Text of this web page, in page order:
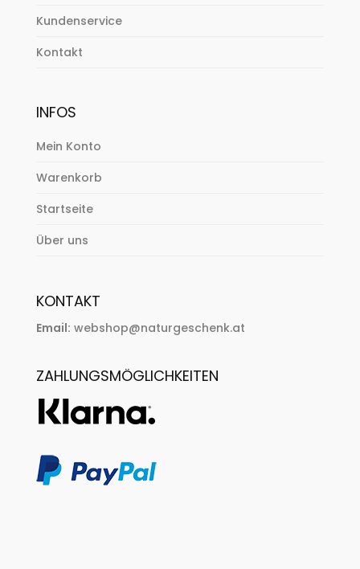
Kundenservice
Kontakt
INFOS
Mein Konto
Warenkorb
Startseite
Über uns
KONTAKT
Email: webshop@naturgeschenk.at
ZAHLUNGSMÖGLICHKEITEN